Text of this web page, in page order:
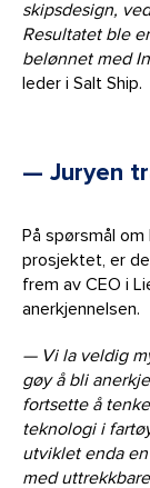
skipsdesign,
Resultatet ble
belønnet med
leder i Salt Ship.
— Juryen
På spørsmål
prosjektet, er
frem av CEO i
anerkjennelsen.
— Vi la veldig
gøy å bli
fortsette å
teknologi i
utviklet enda en
med